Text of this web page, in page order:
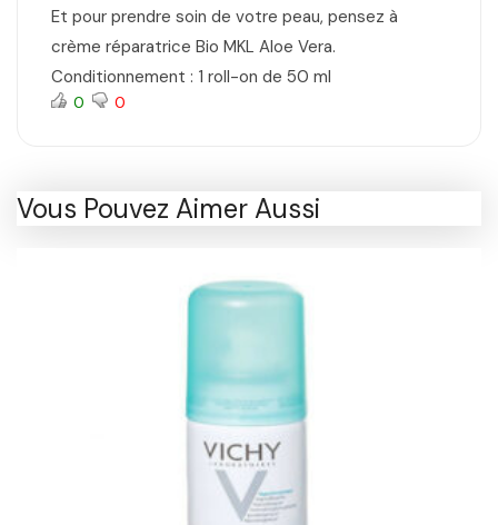
Et pour prendre soin de votre peau, pensez à
crème réparatrice Bio MKL Aloe Vera.
Conditionnement : 1 roll-on de 50 ml
0 0
Vous Pouvez Aimer Aussi